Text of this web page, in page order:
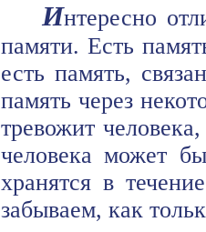
Интересно
памяти. Есть
есть память,
память через
тревожит
человека может
хранятся в
забываем, как